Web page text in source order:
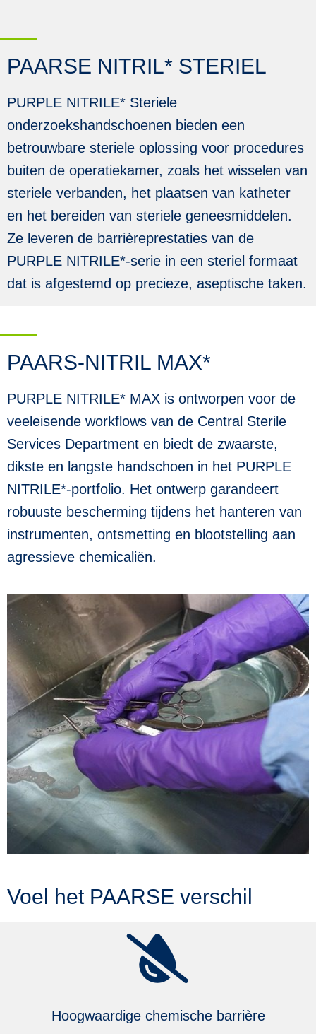
PAARSE NITRIL* STERIEL
PURPLE NITRILE* Steriele
onderzoekshandschoenen bieden een
betrouwbare steriele oplossing voor procedures
buiten de operatiekamer, zoals het wisselen van
steriele verbanden, het plaatsen van katheter
en het bereiden van steriele geneesmiddelen.
Ze leveren de barrièreprestaties van de
PURPLE NITRILE*-serie in een steriel formaat
dat is afgestemd op precieze, aseptische taken.
PAARS-NITRIL MAX*
PURPLE NITRILE* MAX is ontworpen voor de
veeleisende workflows van de Central Sterile
Services Department en biedt de zwaarste,
dikste en langste handschoen in het PURPLE
NITRILE*-portfolio. Het ontwerp garandeert
robuuste bescherming tijdens het hanteren van
instrumenten, ontsmetting en blootstelling aan
agressieve chemicaliën.
Voel het PAARSE verschil
Hoogwaardige chemische barrière